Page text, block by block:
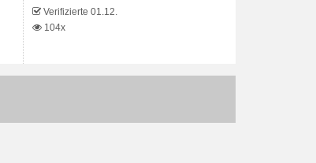
Verifizierte 01.12.
104x